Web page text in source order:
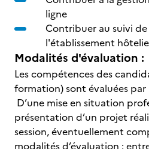
ligne
Contribuer au suivi
l'établissement
Modalités d'évaluation :
Les compétences des
formation) sont évaluées par
D’une mise en situation
présentation d’un projet
session, éventuellement
modalités d’évaluation :